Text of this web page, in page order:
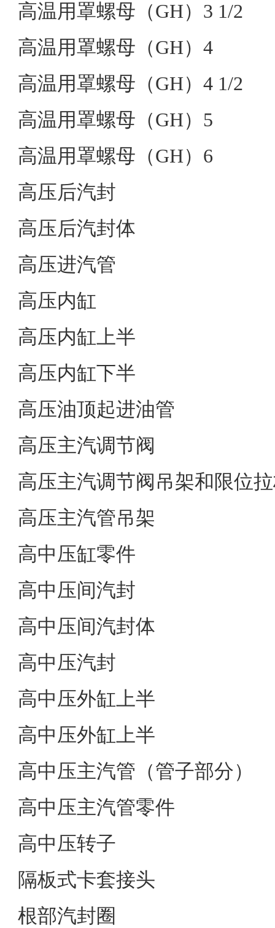
高温用罩螺母（GH）3 1/2
高温用罩螺母（GH）4
高温用罩螺母（GH）4 1/2
高温用罩螺母（GH）5
高温用罩螺母（GH）6
高压后汽封
高压后汽封体
高压进汽管
高压内缸
高压内缸上半
高压内缸下半
高压油顶起进油管
高压主汽调节阀
高压主汽调节阀吊架和限位
高压主汽管吊架
高中压缸零件
高中压间汽封
高中压间汽封体
高中压汽封
高中压外缸上半
高中压外缸上半
高中压主汽管（管子部分）
高中压主汽管零件
高中压转子
隔板式卡套接头
根部汽封圈